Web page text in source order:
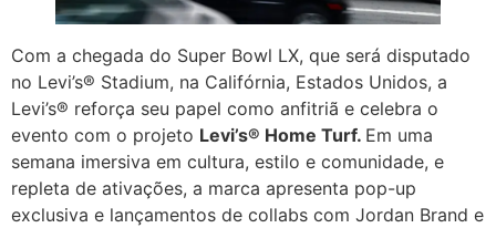
Com a chegada do Super Bowl LX, que será disputado
no Levi’s® Stadium, na Califórnia, Estados Unidos, a
Levi’s® reforça seu papel como anfitriã e celebra o
evento com o projeto Levi’s® Home Turf. Em uma
semana imersiva em cultura, estilo e comunidade, e
repleta de ativações, a marca apresenta pop-up
exclusiva e lançamentos de collabs com Jordan Brand e